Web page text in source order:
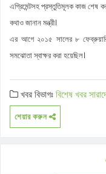
এগ্রিমেন্টসহ প্রস্তুতিমূলক কাজ শেষ
কথাও জানান মন্ত্রী।
এর আগে ২০১৫ সালের ৮ ফেব্রুয়ারি
সমঝোতা স্বাক্ষর করা হয়েছিল।
খবর বিভাগঃবিশেষ খবর
শেয়ার করুন